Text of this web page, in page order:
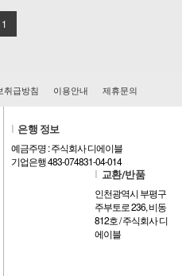
1
취급방침 이용안내 제휴문의
은행 정보
예금주명 : 주식회사 디에이블
기업은행 483-074831-04-014
교환/반품
인천광역시 부평구
주부토로 236, 비동
812호 / 주식회사 디
에이블